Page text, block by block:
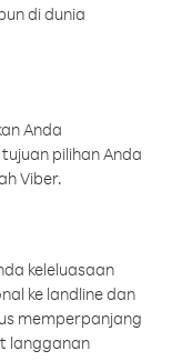
di dunia
Anda
pilihan Anda
Viber.
keleluasaan
ke landline dan
memperpanjang
langganan